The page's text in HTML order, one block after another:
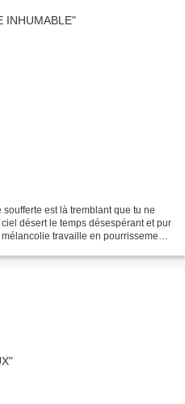
est là tremblant que tu ne
désert le temps désespérant et pur
travaille en pourrissement